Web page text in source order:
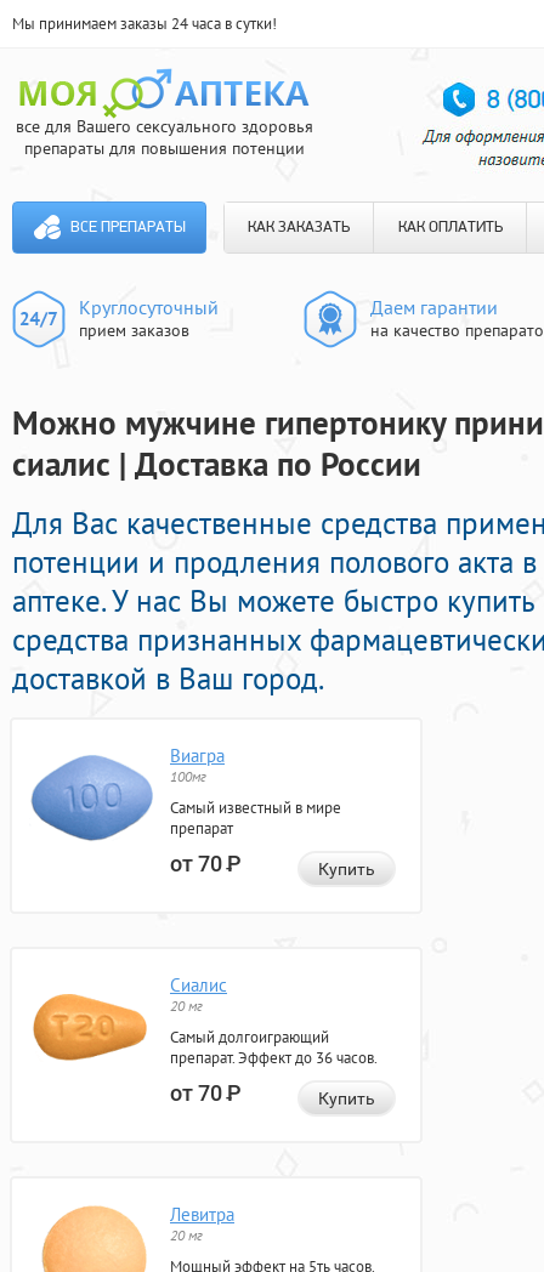
Мы принимаем заказы 24 часа в сутки!
все для Вашего сексуального здоровья
препараты для повышения потенции
ВСЕ ПРЕПАРАТЫ КАК ЗАКАЗАТЬ КАК ОПЛАТИТЬ
Круглосуточный
прием заказов
Даем гарантии
на качество
Можно мужчине гипертонику
сиалис | Доставка по России
Для Вас качественные средства
потенции и продления полового акта
аптеке. У нас Вы можете быстро
средства признанных
доставкой в Ваш город.
Виагра
100мг
Самый известный в мире
препарат
от 70Р Купить
Сиалис
20 мг
Самый долгоиграющий
препарат. Эффект до 36 часов.
от 70Р Купить
Левитра
20 мг
Мощный эффект на 5ть часов.